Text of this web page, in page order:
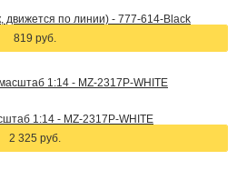
движется по линии) - 777-614-Black
819 руб.
1:14 - MZ-2317P-WHITE
2 325 руб.